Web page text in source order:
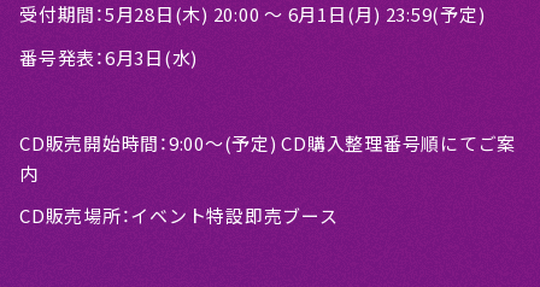
受付期間：5月28日(木) 20:00 〜 6月1日(月) 23:59(予定)
番号発表：6月3日(水)
CD販売開始時間：9:00～(予定) CD購入整理番号順にてご案
内
CD販売場所：イベント特設即売ブース